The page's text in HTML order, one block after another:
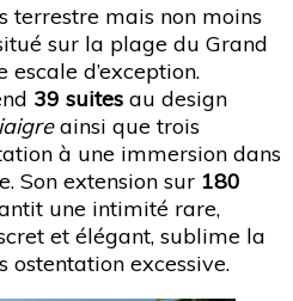
terrestre mais non moins
sur la plage du Grand
d’exception.
39 suites au design
ainsi que trois
à une immersion dans
Son extension sur 180
une intimité rare,
et élégant, sublime la
ostentation excessive.